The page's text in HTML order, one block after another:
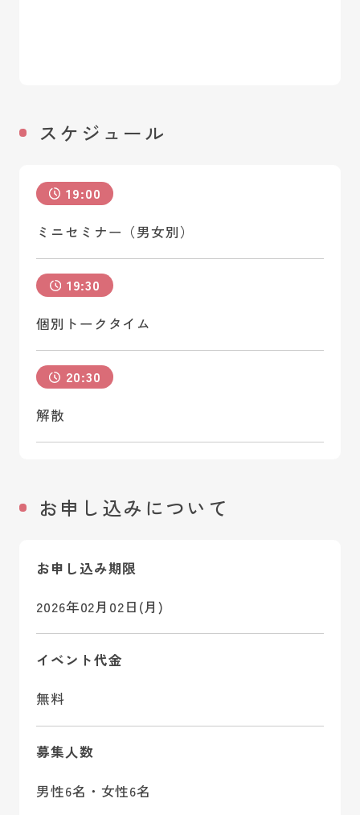
スケジュール
19:00
ミニセミナー（男女別）
19:30
個別トークタイム
20:30
解散
お申し込みについて
お申し込み期限
2026年02月02日(月)
イベント代金
無料
募集人数
男性6名・女性6名